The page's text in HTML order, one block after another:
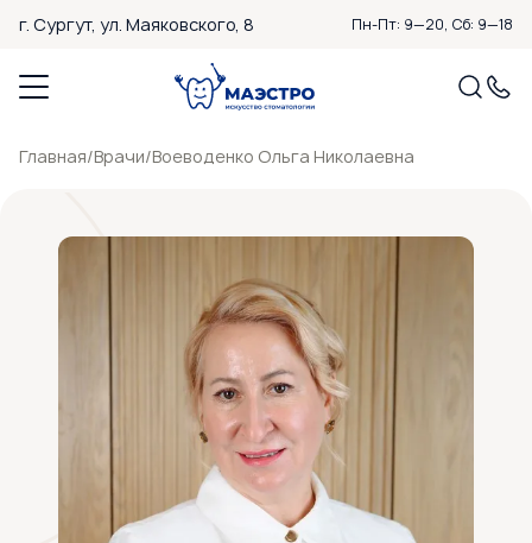
г. Сургут, ул. Маяковского, 8 Пн-Пт: 9—20, Сб: 9—18
Главная/Врачи/Воеводенко Ольга Николаевна